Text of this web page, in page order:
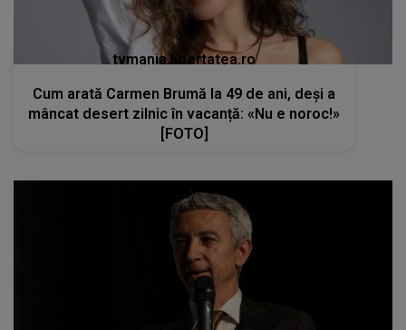
tvmania.libertatea.ro
Cum arată Carmen Brumă la 49 de ani, deși a
mâncat desert zilnic în vacanță: «Nu e noroc!»
[FOTO]